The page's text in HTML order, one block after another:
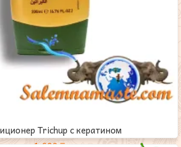
Trichup с кератином